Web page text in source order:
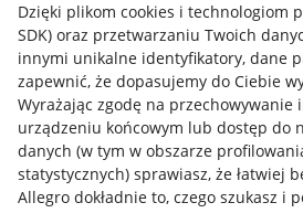
Dzięki plikom cookies i technologiom
SDK) oraz przetwarzaniu Twoich
innymi unikalne identyfikatory, dane
zapewnić, że dopasujemy do Ciebie
Wyrażając zgodę na przechowywanie
urządzeniu końcowym lub dostęp do
danych (w tym w obszarze
statystycznych) sprawiasz, że łatwiej
Allegro dokładnie to, czego szukasz i